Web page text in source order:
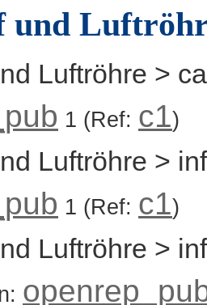
und
Luftröhre >
1 (Ref: c1)
Luftröhre >
1 (Ref: c1)
Luftröhre >